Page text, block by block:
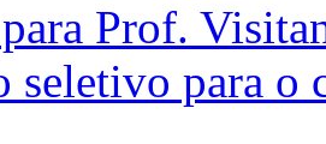
Prof.
seletivo para